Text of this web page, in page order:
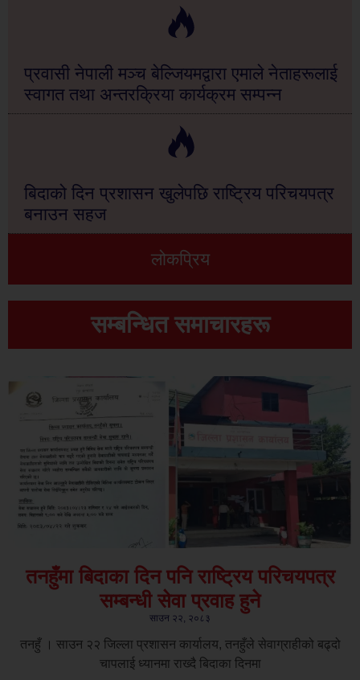
लोकप्रिय
प्रवासी नेपाली मञ्च बेल्जियमद्वारा एमाले नेताहरूलाई
स्वागत तथा अन्तरक्रिया कार्यक्रम सम्पन्न
बिदाको दिन प्रशासन खुलेपछि राष्ट्रिय परिचयपत्र
बनाउन सहज
सम्बन्धित समाचारहरू
तनहुँमा बिदाका दिन पनि राष्ट्रिय परिचयपत्र
सम्बन्धी सेवा प्रवाह हुने
साउन २२, २०८३
तनहुँ । साउन २२ जिल्ला प्रशासन कार्यालय, तनहुँले सेवाग्राहीको बढ्दो
चापलाई ध्यानमा राख्दै बिदाका दिनमा